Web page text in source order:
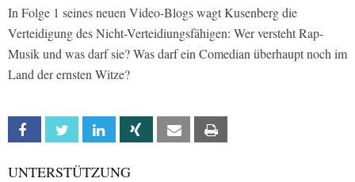
In Folge 1 seines neuen Video-Blogs wagt Kusenberg die
Verteidigung des Nicht-Verteidiungsfähigen: Wer versteht Rap-
Musik und was darf sie? Was darf ein Comedian überhaupt noch im
Land der ernsten Witze?
Facebook Twitter Linkedin Xing Email
UNTERSTÜTZUNG